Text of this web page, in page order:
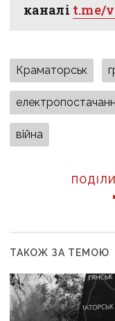
каналі t.me/
Краматорськ
війна
ТАКОЖ ЗА ТЕМОЮ